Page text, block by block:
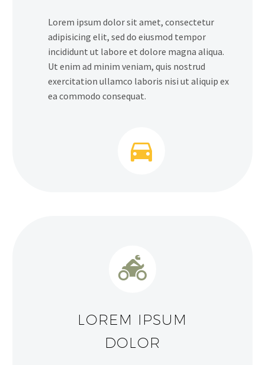
Lorem ipsum dolor sit amet, consectetur
adipisicing elit, sed do eiusmod tempor
incididunt ut labore et dolore magna aliqua.
Ut enim ad minim veniam, quis nostrud
exercitation ullamco laboris nisi ut aliquip ex
ea commodo consequat.




LOREM IPSUM
DOLOR